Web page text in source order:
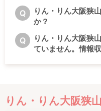
Q
りん・りん大阪狭
か？
Q
りん・りん大阪狭
ていません。情報
りん・りん大阪狭